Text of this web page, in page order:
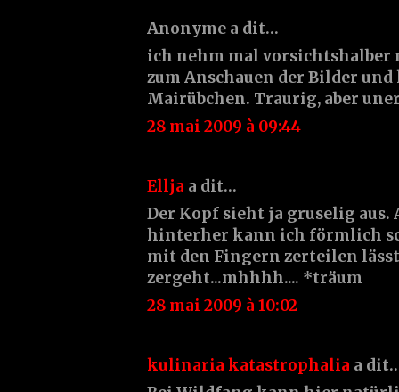
Anonyme a dit…
ich nehm mal vorsichtshalber
zum Anschauen der Bilder und
Mairübchen. Traurig, aber
28 mai 2009 à 09:44
Ellja a dit…
Der Kopf sieht ja gruselig aus.
hinterher kann ich förmlich
mit den Fingern zerteilen
zergeht...mhhhh.... *träum
28 mai 2009 à 10:02
kulinaria katastrophalia a